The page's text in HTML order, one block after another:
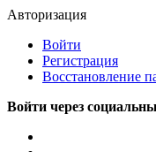
Авторизация
Войти
Регистрация
Восстановление
Войти через